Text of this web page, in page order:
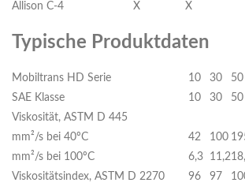
Allison C-4 X X
Typische Produktdaten
Mobiltrans HD Serie 10 30 50
SAE Klasse
10 30 50
Viskosität, ASTM D 445
mm²/s bei 40ºC
42 100
mm²/s bei 100ºC
6,3 11,2
Viskositätsindex, ASTM D 2270
96 97